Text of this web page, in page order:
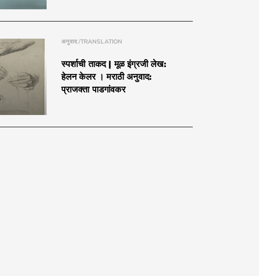
अनुवाद /TRANSLATION
स्पर्शाची ताकद | मूळ इंग्रजी लेख:
हेलन केलर । मराठी अनुवाद:
प्राजक्ता पाडगांवकर